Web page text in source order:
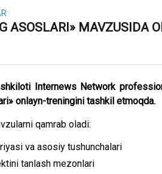
ASOSLARI» MAVZUSIDA
Internews Network
onlayn-treningini tashkil etmoqda.
qamrab oladi:
va asosiy tushunchalari
tanlash mezonlari